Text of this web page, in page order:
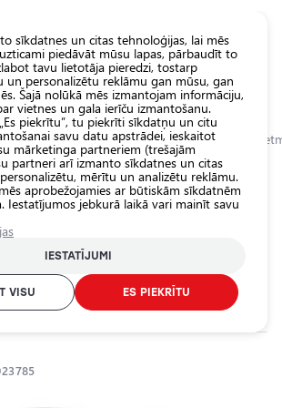
Veikals Auto ķīmija, dīteilings, aplīmēšana
uzlīme auto spoguļiem,
plēve spoguļiem,
sīkdatnes un citas tehnoloģijas, lai mēs
piedāvāt mūsu lapas, pārbaudīt to
tavu lietotāja pieredzi, tostarp
un personalizētu reklāmu gan mūsu, gan
Šajā nolūkā mēs izmantojam informāciju,
vietnes un gala ierīču izmantošanu.
piekrītu”, tu piekrīti sīkdatņu un citu
savu datu apstrādei, ieskaitot
mārketinga partneriem (trešajām
partneri arī izmanto sīkdatnes un citas
mērītu un analizētu reklāmu.
aprobežojamies ar būtiskām sīkdatnēm
Iestatījumos jebkurā laikā vari mainīt savu
IESTATĪJUMI
VISU ES PIEKRĪTU